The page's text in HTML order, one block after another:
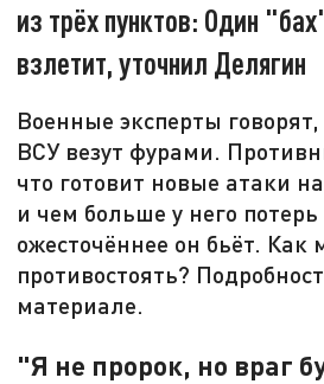
из трёх пунктов: Один
взлетит, уточнил Делягин
Военные эксперты
ВСУ везут фурами.
что готовит новые атаки
и чем больше у него
ожесточённее он бьёт. Как
противостоять?
материале.
"Я не пророк, но враг